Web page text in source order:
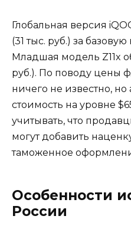
Глобальная версия
(31 тыс. руб.) за
Младшая модель Z11x
руб.). По поводу цены
ничего не известно,
стоимость на уровне
учитывать, что
могут добавить
таможенное
Особенности
России